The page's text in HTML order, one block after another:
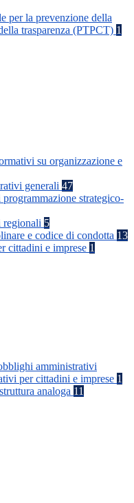
per la prevenzione della
trasparenza (PTPCT) 1
su organizzazione e
generali 47
strategico-
regionali 5
e codice di condotta 13
cittadini e imprese 1
amministrativi
per cittadini e imprese 1
analoga 11